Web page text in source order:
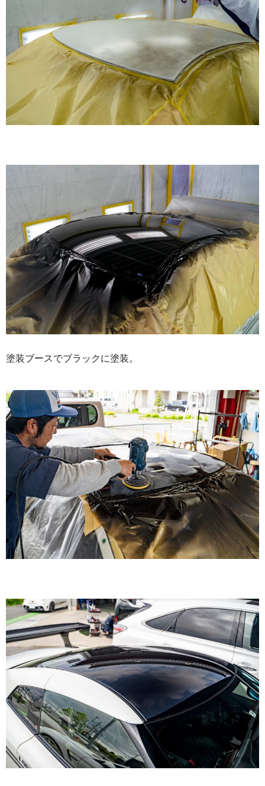
塗装ブースでブラックに塗装。